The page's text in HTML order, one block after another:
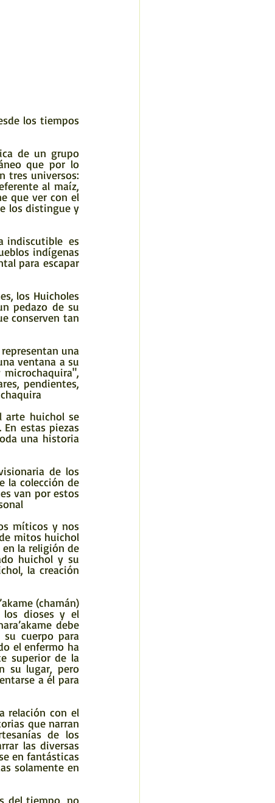
que por lo
tres universos:
al maíz,
que ver con el
los distingue y
indígenas
para escapar
pedazo de su
conserven tan
ventana a su
pendientes,
estas piezas
una historia
la colección de
van por estos
mitos huichol
la religión de
huichol y su
la creación
los dioses y el
debe
cuerpo para
el enfermo ha
superior de la
su lugar, pero
a él para
que narran
de los
las diversas
en fantásticas
solamente en